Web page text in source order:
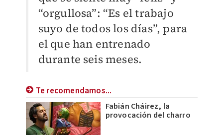
“orgullosa”: “Es el trabajo
suyo de todos los días”, para
el que han entrenado
durante seis meses.
Te recomendamos...
Fabián Cháirez, la
provocación del charro